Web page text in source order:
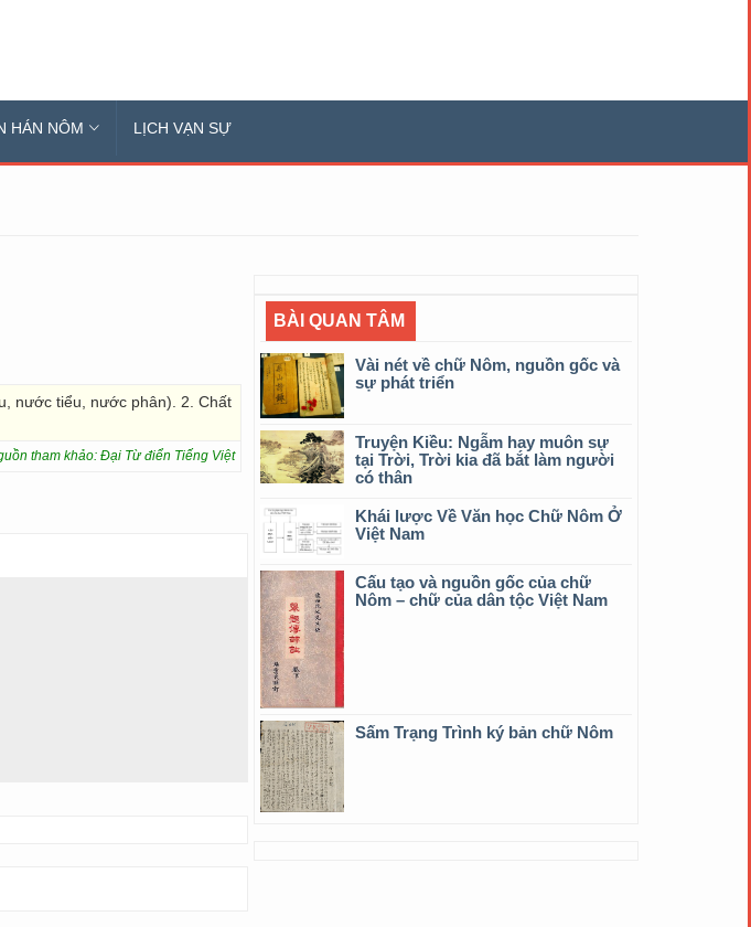
HÁN NÔM LỊCH VẠN SỰ
nước tiểu, nước phân). 2. Chất
tham khảo: Đại Từ điển Tiếng Việt
BÀI QUAN TÂM
Vài nét về chữ Nôm, nguồn gốc và
sự phát triển
Truyện Kiều: Ngẫm hay muôn sự
tại Trời, Trời kia đã bắt làm người
có thân
Khái lược Về Văn học Chữ Nôm Ở
Việt Nam
Cấu tạo và nguồn gốc của chữ
Nôm – chữ của dân tộc Việt Nam
Sấm Trạng Trình ký bản chữ Nôm